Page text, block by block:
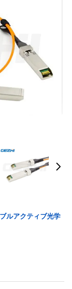
ルアクティブ光学